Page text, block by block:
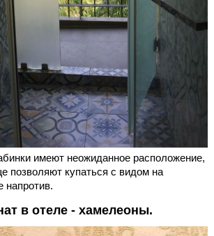
имеют неожиданное расположение,
позволяют купаться с видом на
напротив.
в отеле - хамелеоны.